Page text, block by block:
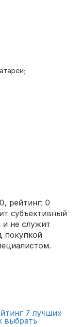
0, рейтинг: 0
субъективный
и не служит
покупкой